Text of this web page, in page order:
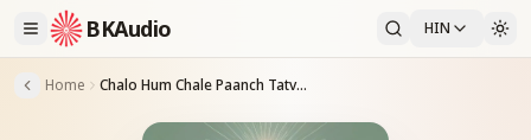
BKAudio HIN
Home Chalo Hum Chale Paanch Tatvo Ke